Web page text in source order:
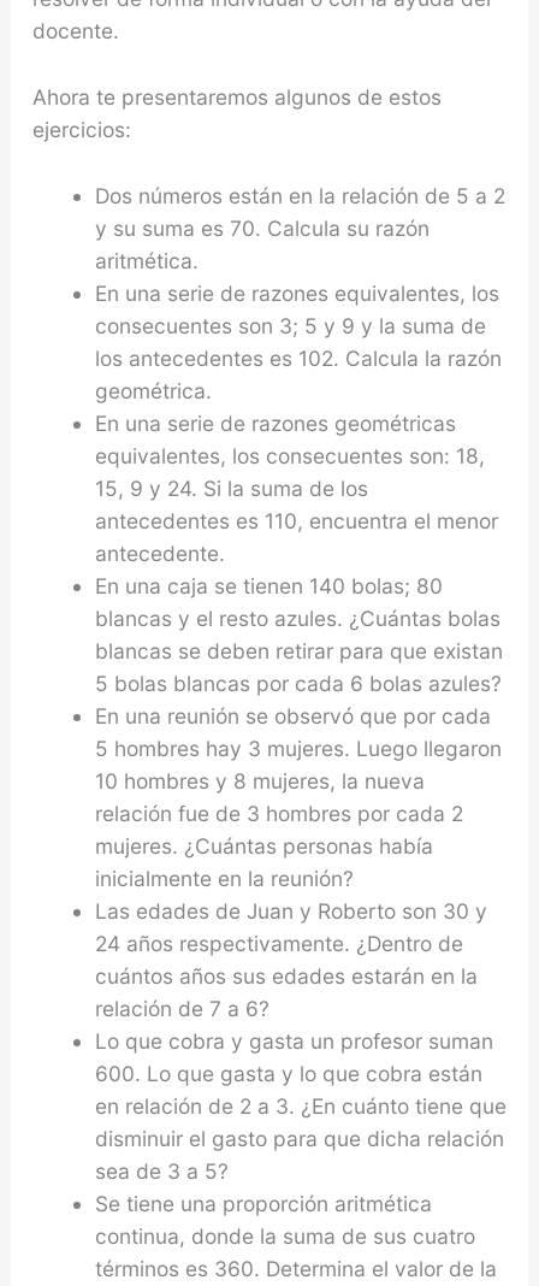
docente.
Ahora te presentaremos algunos de estos
ejercicios:
Dos números están en la relación de 5 a 2
y su suma es 70. Calcula su razón
aritmética.
En una serie de razones equivalentes, los
consecuentes son 3; 5 y 9 y la suma de
los antecedentes es 102. Calcula la razón
geométrica.
En una serie de razones geométricas
equivalentes, los consecuentes son: 18,
15, 9 y 24. Si la suma de los
antecedentes es 110, encuentra el menor
antecedente.
En una caja se tienen 140 bolas; 80
blancas y el resto azules. ¿Cuántas bolas
blancas se deben retirar para que existan
5 bolas blancas por cada 6 bolas azules?
En una reunión se observó que por cada
5 hombres hay 3 mujeres. Luego llegaron
10 hombres y 8 mujeres, la nueva
relación fue de 3 hombres por cada 2
mujeres. ¿Cuántas personas había
inicialmente en la reunión?
Las edades de Juan y Roberto son 30 y
24 años respectivamente. ¿Dentro de
cuántos años sus edades estarán en la
relación de 7 a 6?
Lo que cobra y gasta un profesor suman
600. Lo que gasta y lo que cobra están
en relación de 2 a 3. ¿En cuánto tiene que
disminuir el gasto para que dicha relación
sea de 3 a 5?
Se tiene una proporción aritmética
continua, donde la suma de sus cuatro
términos es 360. Determina el valor de la